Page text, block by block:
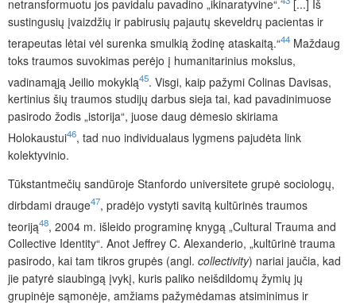
netransformuotu jos pavidalu pavadino „ikinaratyvine“.
[...] Iš
sustingusių įvaizdžių ir pabirusių pajautų skeveldrų pacientas ir
terapeutas lėtai vėl surenka smulkią žodinę ataskaitą.“44 Maždaug
toks traumos suvokimas perėjo į humanitarinius mokslus,
vadinamąją Jeilio mokyklą45. Visgi, kaip pažymi Colinas Davisas,
kertinius šių traumos studijų darbus sieja tai, kad pavadinimuose
pasirodo žodis „istorija“, juose daug dėmesio skiriama
Holokaustui46, tad nuo individualaus lygmens pajudėta link
kolektyvinio.
Tūkstantmečių sandūroje Stanfordo universitete grupė sociologų,
dirbdami drauge47, pradėjo vystyti savitą kultūrinės traumos
teoriją48, 2004 m. išleido programinę knygą „Cultural Trauma and
Collective Identity“. Anot Jeffrey C. Alexanderio, „kultūrinė trauma
pasirodo, kai tam tikros grupės (angl. collectivity) nariai jaučia, kad
jie patyrė siaubingą įvykį, kuris paliko neišdildomų žymių jų
grupinėje sąmonėje, amžiams pažymėdamas atsiminimus ir